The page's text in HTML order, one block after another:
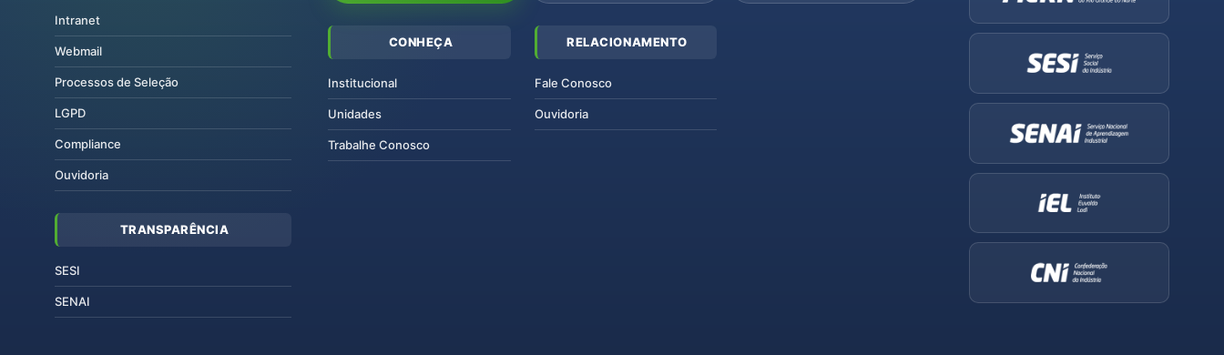
Intranet
Webmail
Processos de Seleção
LGPD
Compliance
Ouvidoria
TRANSPARÊNCIA
SESI
SENAI
CONHEÇA
Institucional
Unidades
Trabalhe Conosco
RELACIONAMENTO
Fale Conosco
Ouvidoria